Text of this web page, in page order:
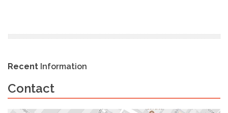
Recent Information
Contact